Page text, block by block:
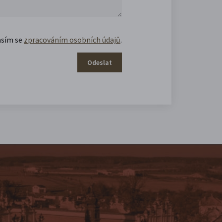
se zpracováním osobních údajů.
Odeslat